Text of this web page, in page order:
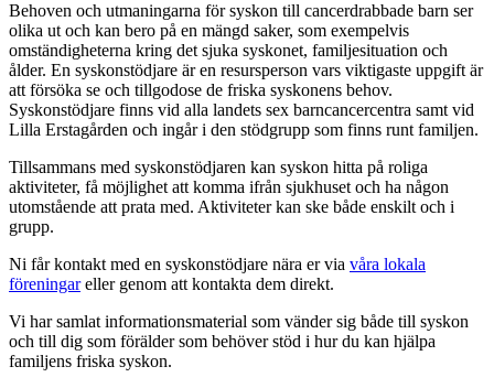
Behoven och utmaningarna för syskon till cancerdrabbade barn ser
olika ut och kan bero på en mängd saker, som exempelvis
omständigheterna kring det sjuka syskonet, familjesituation och
ålder. En syskonstödjare är en resursperson vars viktigaste uppgift är
att försöka se och tillgodose de friska syskonens behov.
Syskonstödjare finns vid alla landets sex barncancercentra samt vid
Lilla Erstagården och ingår i den stödgrupp som finns runt familjen.
Tillsammans med syskonstödjaren kan syskon hitta på roliga
aktiviteter, få möjlighet att komma ifrån sjukhuset och ha någon
utomstående att prata med. Aktiviteter kan ske både enskilt och i
grupp.
Ni får kontakt med en syskonstödjare nära er via våra lokala
föreningareller genom att kontakta dem direkt.
Vi har samlat informationsmaterial som vänder sig både till syskon
och till dig som förälder som behöver stöd i hur du kan hjälpa
familjens friska syskon.